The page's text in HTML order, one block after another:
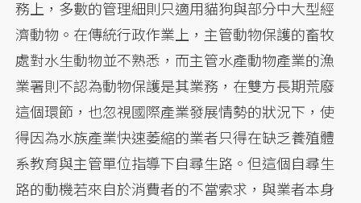
務上，多數的管理細則只適用貓狗與部分中大型經
濟動物。在傳統行政作業上，主管動物保護的畜牧
處對水生動物並不熟悉，而主管水產動物產業的漁
業署則不認為動物保護是其業務，在雙方長期荒廢
這個環節，也忽視國際產業發展情勢的狀況下，使
得因為水族產業快速萎縮的業者只得在缺乏養殖體
系教育與主管單位指導下自尋生路。但這個自尋生
路的動機若來自於消費者的不當索求，與業者本身